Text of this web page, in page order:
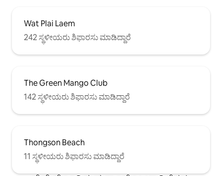
Wat Plai Laem
242 ಸ್ಥಳೀಯರು ಶಿಫಾರಸು ಮಾಡಿದ್ದಾರೆ
The Green Mango Club
142 ಸ್ಥಳೀಯರು ಶಿಫಾರಸು ಮಾಡಿದ್ದಾರೆ
Thongson Beach
11 ಸ್ಥಳೀಯರು ಶಿಫಾರಸು ಮಾಡಿದ್ದಾರೆ